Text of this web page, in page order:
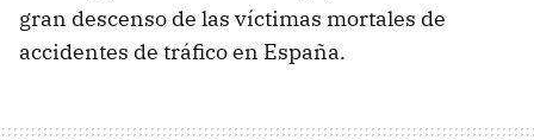
gran descenso de las víctimas mortales de
accidentes de tráfico en España.